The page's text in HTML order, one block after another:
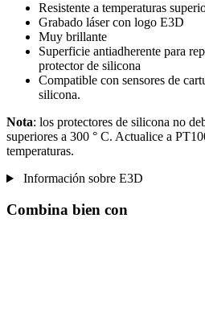
Resistente a temperaturas
Grabado láser con logo E3D
Muy brillante
Superficie antiadherente para
protector de silicona
Compatible con sensores de
silicona.
Nota: los protectores de silicona no
superiores a 300 ° C. Actualice a
temperaturas.
Información sobre E3D
Combina bien con